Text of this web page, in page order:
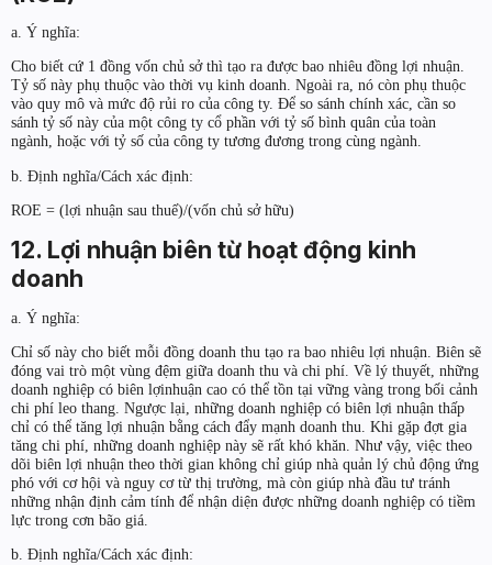
a. Ý nghĩa:
Cho biết cứ 1 đồng vốn chủ sở thì tạo ra được bao nhiêu đồng lợi nhuận.
Tỷ số này phụ thuộc vào thời vụ kinh doanh. Ngoài ra, nó còn phụ thuộc
vào quy mô và mức độ rủi ro của công ty. Để so sánh chính xác, cần so
sánh tỷ số này của một công ty cổ phần với tỷ số bình quân của toàn
ngành, hoặc với tỷ số của công ty tương đương trong cùng ngành.
b. Định nghĩa/Cách xác định:
ROE = (lợi nhuận sau thuế)/(vốn chủ sở hữu)
12. Lợi nhuận biên từ hoạt động kinh
doanh
a. Ý nghĩa:
Chỉ số này cho biết mỗi đồng doanh thu tạo ra bao nhiêu lợi nhuận. Biên sẽ
đóng vai trò một vùng đệm giữa doanh thu và chi phí. Về lý thuyết, những
doanh nghiệp có biên lợinhuận cao có thể tồn tại vững vàng trong bối cảnh
chi phí leo thang. Ngược lại, những doanh nghiệp có biên lợi nhuận thấp
chỉ có thể tăng lợi nhuận bằng cách đẩy mạnh doanh thu. Khi gặp đợt gia
tăng chi phí, những doanh nghiệp này sẽ rất khó khăn. Như vậy, việc theo
dõi biên lợi nhuận theo thời gian không chỉ giúp nhà quản lý chủ động ứng
phó với cơ hội và nguy cơ từ thị trường, mà còn giúp nhà đầu tư tránh
những nhận định cảm tính để nhận diện được những doanh nghiệp có tiềm
lực trong cơn bão giá.
b. Định nghĩa/Cách xác định: